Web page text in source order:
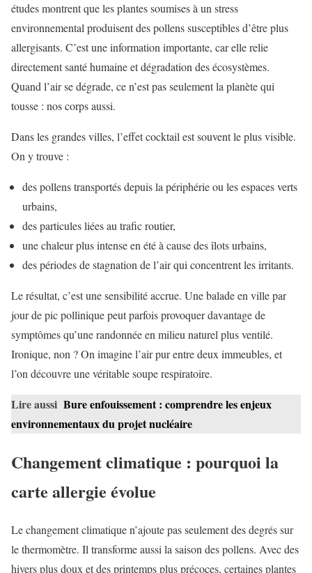
études montrent que les plantes soumises à un stress
environnemental produisent des pollens susceptibles d’être plus
allergisants. C’est une information importante, car elle relie
directement santé humaine et dégradation des écosystèmes.
Quand l’air se dégrade, ce n’est pas seulement la planète qui
tousse : nos corps aussi.
Dans les grandes villes, l’effet cocktail est souvent le plus visible.
On y trouve :
des pollens transportés depuis la périphérie ou les espaces verts
urbains,
des particules liées au trafic routier,
une chaleur plus intense en été à cause des îlots urbains,
des périodes de stagnation de l’air qui concentrent les irritants.
Le résultat, c’est une sensibilité accrue. Une balade en ville par
jour de pic pollinique peut parfois provoquer davantage de
symptômes qu’une randonnée en milieu naturel plus ventilé.
Ironique, non ? On imagine l’air pur entre deux immeubles, et
l’on découvre une véritable soupe respiratoire.
Lire aussi Bure enfouissement : comprendre les enjeux
environnementaux du projet nucléaire
Changement climatique : pourquoi la
carte allergie évolue
Le changement climatique n’ajoute pas seulement des degrés sur
le thermomètre. Il transforme aussi la saison des pollens. Avec des
hivers plus doux et des printemps plus précoces, certaines plantes